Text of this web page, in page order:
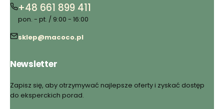
+48 661 899 411
pon. - pt. / 9:00 - 16:00
sklep@macoco.pl
Newsletter
Zapisz się, aby otrzymywać najlepsze oferty i zyskać dostęp
do eksperckich porad.